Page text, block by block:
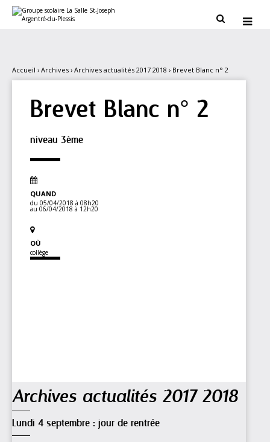
contenu.
personnels
 
Accueil › Archives › Archives actualités 2017 2018 › Brevet Blanc n° 2
Brevet Blanc n° 2
niveau 3ème
QUAND
du 05/04/2018 à 08h20
au 06/04/2018 à 12h20
OÙ
collège
Archives actualités 2017 2018
Lundi 4 septembre : jour de rentrée